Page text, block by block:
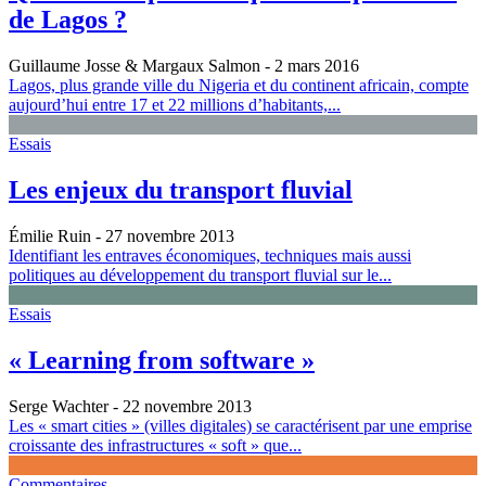
de Lagos ?
Guillaume Josse & Margaux Salmon - 2 mars 2016
Lagos, plus grande ville du Nigeria et du continent africain, compte
aujourd’hui entre 17 et 22 millions d’habitants,...
Essais
Les enjeux du transport fluvial
Émilie Ruin - 27 novembre 2013
Identifiant les entraves économiques, techniques mais aussi
politiques au développement du transport fluvial sur le...
Essais
« Learning from software »
Serge Wachter- 22 novembre 2013
Les « smart cities » (villes digitales) se caractérisent par une emprise
croissante des infrastructures « soft » que...